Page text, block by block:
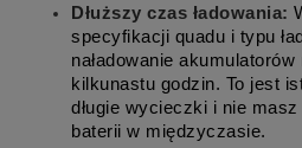
Dłuższy czas ładowania:
specyfikacji quadu i typu
naładowanie
kilkunastu godzin. To jest
długie wycieczki i nie
baterii w międzyczasie.